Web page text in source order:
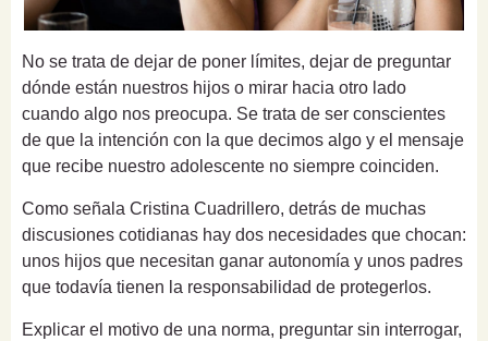
No se trata de dejar de poner límites, dejar de preguntar
dónde están nuestros hijos o mirar hacia otro lado
cuando algo nos preocupa. Se trata de ser conscientes
de que la intención con la que decimos algo y el mensaje
que recibe nuestro adolescente no siempre coinciden.
Como señala Cristina Cuadrillero, detrás de muchas
discusiones cotidianas hay dos necesidades que chocan:
unos hijos que necesitan ganar autonomía y unos padres
que todavía tienen la responsabilidad de protegerlos.
Explicar el motivo de una norma, preguntar sin interrogar,